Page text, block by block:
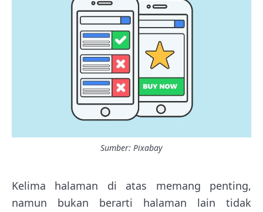
Sumber: Pixabay
Kelima halaman di atas memang penting,
namun bukan berarti halaman lain tidak